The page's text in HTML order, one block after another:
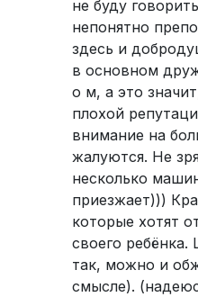
не буду
непонятно
здесь и
в основном
о м, а это
плохой
внимание на
жалуются. Не
несколько
приезжает)))
которые хотят
своего
так, можно и
смысле).